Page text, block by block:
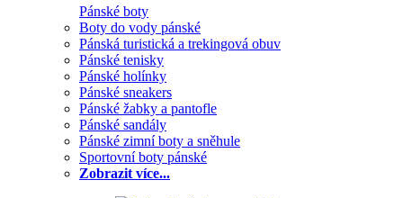
Pánské boty
Boty do vody pánské
Pánská turistická a trekingová obuv
Pánské tenisky
Pánské holínky
Pánské sneakers
Pánské žabky a pantofle
Pánské sandály
Pánské zimní boty a sněhule
Sportovní boty pánské
Zobrazit více...